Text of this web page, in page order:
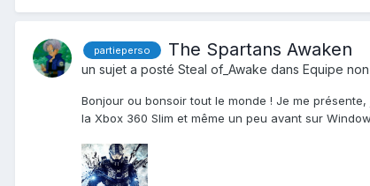
partieperso The Spartans Awaken
un sujet a posté Steal of_Awake dans Equipe
Bonjour ou bonsoir tout le monde ! Je me
la Xbox 360 Slim et même un peu avant sur